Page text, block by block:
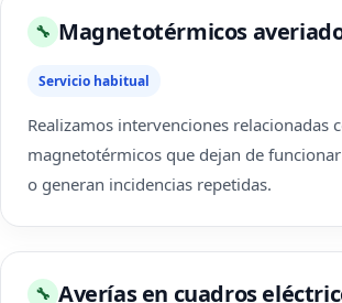
🔧 Magnetotérmicos
Servicio habitual
Realizamos intervenciones relacionadas
magnetotérmicos que dejan de
o generan incidencias repetidas.
🔧 Averías en cuadros